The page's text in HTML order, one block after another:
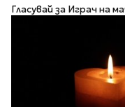
Гласувай за Играч на